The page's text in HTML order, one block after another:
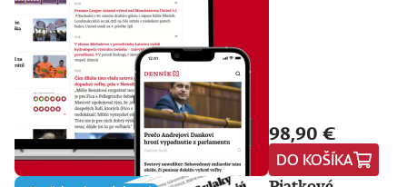
98,90 €
DO KOŠÍKA